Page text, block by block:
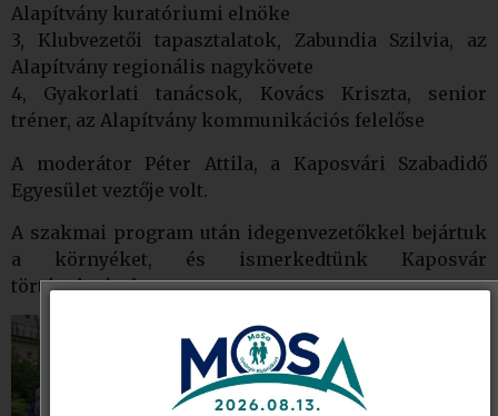
Alapítvány kuratóriumi elnöke
3, Klubvezetői tapasztalatok, Zabundia Szilvia, az
Alapítvány regionális nagykövete
4, Gyakorlati tanácsok, Kovács Kriszta, senior
tréner, az Alapítvány kommunikációs felelőse
A moderátor Péter Attila, a Kaposvári Szabadidő
Egyesület veztője volt.
A szakmai program után idegenvezetőkkel bejártuk
a környéket, és ismerkedtünk Kaposvár
történelmével.